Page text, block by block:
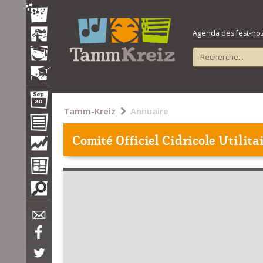
Agenda des fest-
Tamm-Kreiz Annuaire
Comité Officiel Cidricole